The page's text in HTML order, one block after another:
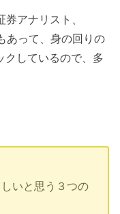
アナリスト、
あって、身の回りの
クしているので、多
いと思う３つの